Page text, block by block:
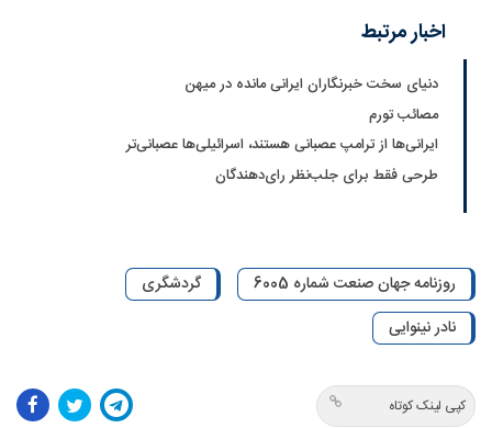
اخبار مرتبط
دنیای سخت خبرنگاران ایرانی مانده در میهن
مصائب تورم‌
ایرانی‌ها از ترامپ عصبانی هستند، اسرائیلی‌ها عصبانی‌تر
طرحی فقط برای جلب‌نظر رای‌دهندگان
روزنامه جهان صنعت شماره 6005
گردشگری
نادر نینوایی
کپی لینک کوتاه